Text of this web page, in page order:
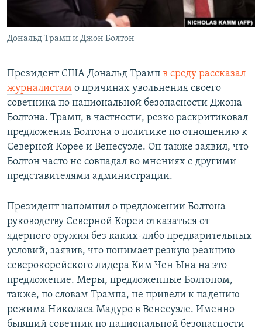
СОЦИАЛЬНЫЕ СЕТИ
Все сайты РСЕ/РС
Дональд Трамп и Джон Болтон
Президент США Дональд Трамп в среду рассказал
журналистам о причинах увольнения своего
советника по национальной безопасности Джона
Болтона. Трамп, в частности, резко раскритиковал
предложения Болтона о политике по отношению к
Северной Корее и Венесуэле. Он также заявил, что
Болтон часто не совпадал во мнениях с другими
представителями администрации.
Президент напомнил о предложении Болтона
руководству Северной Кореи отказаться от
ядерного оружия без каких-либо предварительных
условий, заявив, что понимает резкую реакцию
северокорейского лидера Ким Чен Ына на это
предложение. Меры, предложенные Болтоном,
также, по словам Трампа, не привели к падению
режима Николаса Мадуро в Венесуэле. Именно
бывший советник по национальной безопасности